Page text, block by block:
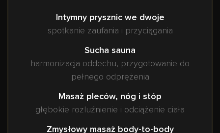
Intymny prysznic we dwoje
spotkanie zaufania i przyciągania
Sucha sauna
harmonizacja oddechu, przygotowanie do
pełnego odprężenia
Masaż pleców, nóg i stóp
głębokie rozluźnienie i odciążenie ciała
Zmysłowy masaż body-to-body